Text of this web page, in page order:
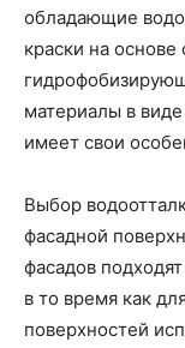
обладающие
краски на
материалы в
имеет свои
Выбор
фасадной
фасадов
в то время как
поверхностей